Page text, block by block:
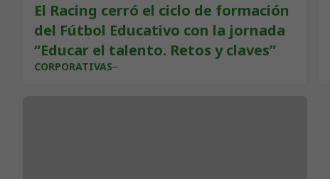
El Racing cerró el ciclo de formación
del Fútbol Educativo con la jornada
“Educar el talento. Retos y claves”
CORPORATIVAS